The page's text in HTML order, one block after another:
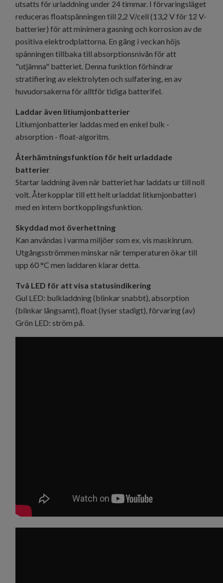
utsatts för urladdning under 24 timmar. I förvaringsläget
reduceras floatspänningen till 2,2 V/cell (13,2 V för 12 V-
batterier) för att minimera gasning och korrosion av de
positiva elektrodplattorna. En gång i veckan höjs
spänningen tillbaka till absorptionsnivån för att
"utjämna" batteriet. Denna funktion förhindrar
stratifiering av elektrolyten och sulfatering, en av
huvudorsakerna för alltför tidiga batterifel.
Laddar även litiumjonbatterier
Litiumjonbatterier laddas med en enkel bulk -
absorption - float-algoritm.
Återhämtningsfunktion för helt urladdade
batterier
Startar laddning även när batteriet har laddats ur till noll
volt. Återkopplar till ett helt urladdat litiumjonbatteri
med en intern bortkopplingsfunktion.
Skyddad mot överhettning
Kan användas i varma miljöer som ex. vis maskinrum.
Utgångsströmmen minskar när temperaturen ökar till
upp 60 °C men laddaren klarar detta.
Två LED för att visa statusindikering
Gul LED: bulkladdning (blinkar snabbt), absorption
(blinkar långsamt), float (lyser stadigt), förvaring (av)
Grön LED: ström på.